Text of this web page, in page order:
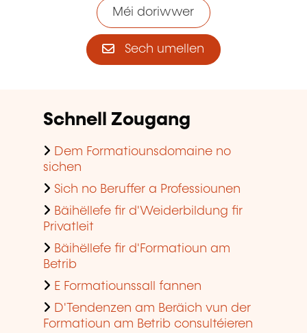
Méi doriwwer
Sech umellen
Schnell Zougang
Dem Formatiounsdomaine no
sichen
Sich no Beruffer a Professiounen
Bäihëllefe fir d'Weiderbildung fir
Privatleit
Bäihëllefe fir d'Formatioun am
Betrib
E Formatiounssall fannen
D'Tendenzen am Beräich vun der
Formatioun am Betrib consultéieren